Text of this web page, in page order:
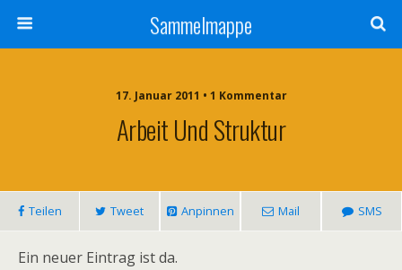
Sammelmappe
17. Januar 2011 • 1 Kommentar
Arbeit Und Struktur
Teilen Tweet Anpinnen Mail SMS
Ein neuer Eintrag ist da.